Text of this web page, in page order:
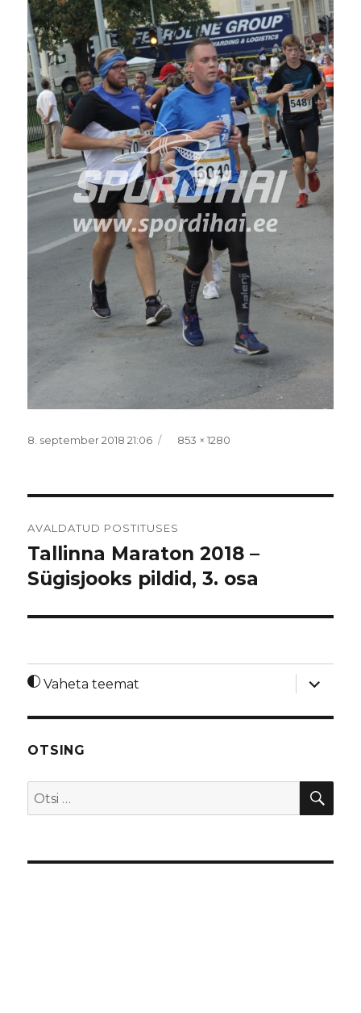
Postitatud
8. september 2018 21:06 Täissuurus
853 × 1280
AVALDATUD POSTITUSES
Tallinna Maraton 2018 –
Sügisjooks pildid, 3. osa
Vaheta teemat
laienda
OTSING
Otsi: